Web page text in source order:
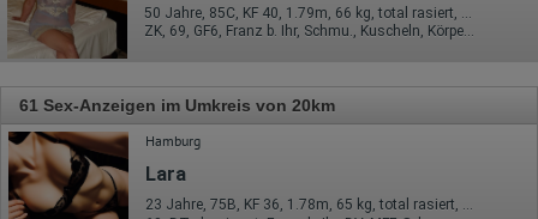
50 Jahre, 85C, KF 40, 1.79m, 66 kg, total rasiert, deutsch
ZK, 69, GF6, Franz b. Ihr, Schmu., Kuscheln, Körperküs., DSa
61 Sex-Anzeigen im Umkreis von 20km
Hamburg
Lara
23 Jahre, 75B, KF 36, 1.78m, 65 kg, total rasiert, deutsch